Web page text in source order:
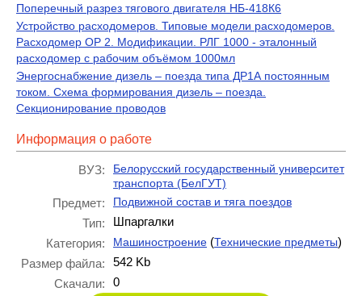
Поперечный разрез тягового двигателя НБ-418К6
Устройство расходомеров. Типовые модели расходомеров.
Расходомер ОР 2. Модификации. РЛГ 1000 - эталонный
расходомер с рабочим объёмом 1000мл
Энергоснабжение дизель – поезда типа ДР1А постоянным
током. Схема формирования дизель – поезда.
Секционирование проводов
Информация о работе
ВУЗ:
Белорусский государственный университет
транспорта (БелГУТ)
Предмет: Подвижной состав и тяга поездов
Тип:
Шпаргалки
Категория:
Машиностроение (Технические предметы)
Размер файла:
542 Kb
Скачали:
0